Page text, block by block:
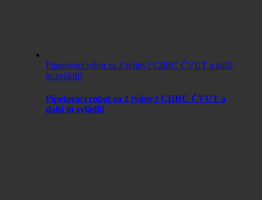
Pipetovací robot za 2 týdny? CIIRC ČVUT a další
to zvládli!
Pipetovací robot za 2 týdny? CIIRC ČVUT a
další to zvládli!